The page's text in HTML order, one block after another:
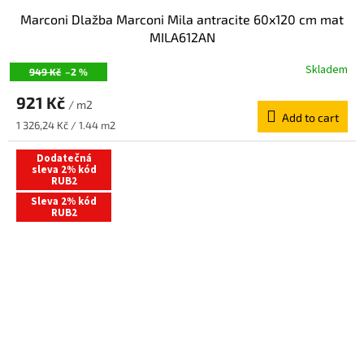
949 Kč –2 %
Marconi Dlažba Marconi Mila antracite 60x120 cm mat
MILA612AN
Skladem
921 Kč / m2
Measure
price:
1 326,24 Kč / 1.44 m2
Add to cart
Dodatečná
sleva 2% kód
RUB2
Sleva 2% kód
RUB2